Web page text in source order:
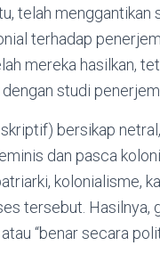
telah menggantikan
terhadap
mereka hasilkan,
studi
bersikap
dan pasca
kolonialisme,
tersebut. Hasilnya,
“benar secara